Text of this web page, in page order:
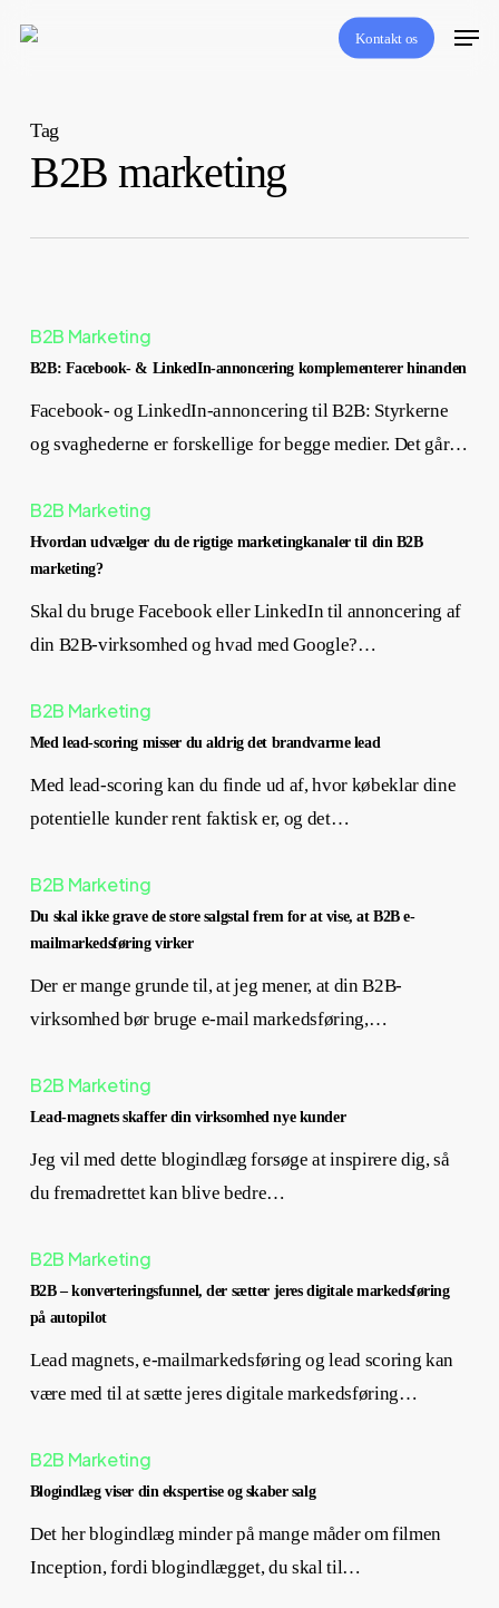
Kontakt os
Menu
Tag
B2B marketing
B2B Marketing
B2B: Facebook- & LinkedIn-annoncering komplementerer hinanden
Facebook- og LinkedIn-annoncering til B2B: Styrkerne
og svaghederne er forskellige for begge medier. Det går…
B2B Marketing
Hvordan udvælger du de rigtige marketingkanaler til din B2B
marketing?
Skal du bruge Facebook eller LinkedIn til annoncering af
din B2B-virksomhed og hvad med Google?…
B2B Marketing
Med lead-scoring misser du aldrig det brandvarme lead
Med lead-scoring kan du finde ud af, hvor købeklar dine
potentielle kunder rent faktisk er, og det…
B2B Marketing
Du skal ikke grave de store salgstal frem for at vise, at B2B e-
mailmarkedsføring virker
Der er mange grunde til, at jeg mener, at din B2B-
virksomhed bør bruge e-mail markedsføring,…
B2B Marketing
Lead-magnets skaffer din virksomhed nye kunder
Jeg vil med dette blogindlæg forsøge at inspirere dig, så
du fremadrettet kan blive bedre…
B2B Marketing
B2B – konverteringsfunnel, der sætter jeres digitale markedsføring
på autopilot
Lead magnets, e-mailmarkedsføring og lead scoring kan
være med til at sætte jeres digitale markedsføring…
B2B Marketing
Blogindlæg viser din ekspertise og skaber salg
Det her blogindlæg minder på mange måder om filmen
Inception, fordi blogindlægget, du skal til…